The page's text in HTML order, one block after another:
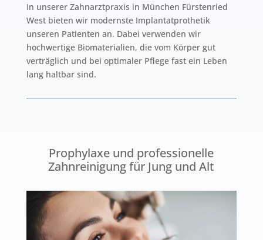
In unserer Zahnarztpraxis in München Fürstenried
West bieten wir modernste Implantatprothetik
unseren Patienten an. Dabei verwenden wir
hochwertige Biomaterialien, die vom Körper gut
verträglich und bei optimaler Pflege fast ein Leben
lang haltbar sind.
Prophylaxe und professionelle
Zahnreinigung für Jung und Alt